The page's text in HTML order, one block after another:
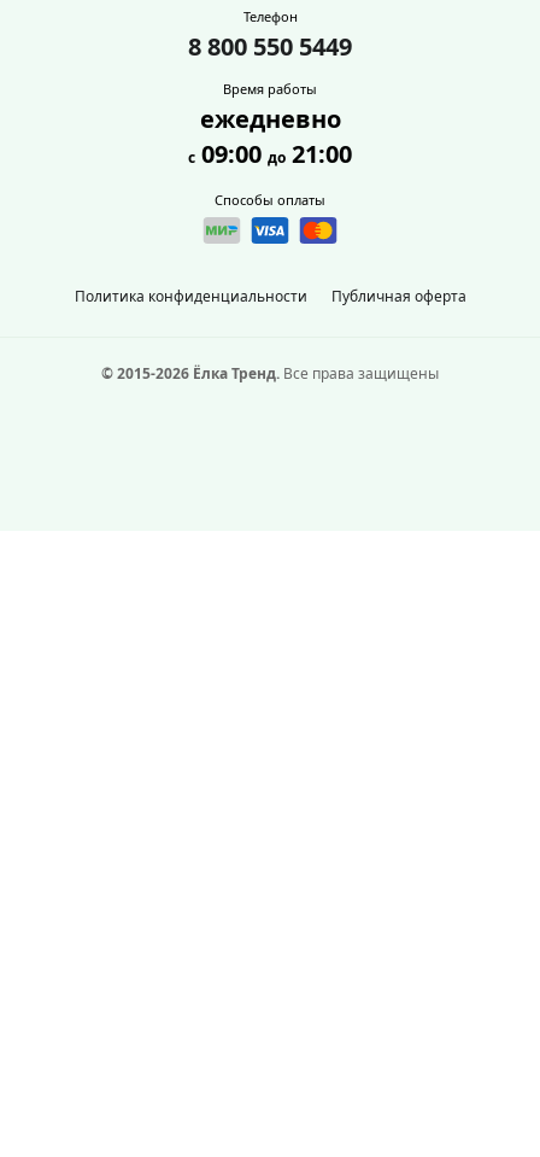
Политика конфиденциальности Публичная оферта
Телефон
8 800 550 5449
Время работы
ежедневно
с 09:00 до 21:00
Способы оплаты
© 2015-2026 Ёлка Тренд. Все права защищены